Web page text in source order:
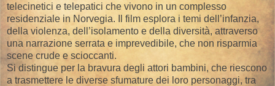
telecinetici e telepatici che vivono in un complesso
residenziale in Norvegia. Il film esplora i temi dell’infanzia,
della violenza, dell’isolamento e della diversità, attraverso
una narrazione serrata e imprevedibile, che non risparmia
scene crude e scioccanti.
Si distingue per la bravura degli attori bambini, che riescono
a trasmettere le diverse sfumature dei loro personaggi, tra